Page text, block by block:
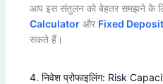
आप इस संतुलन को बेहतर समझने के
Calculatorऔर Fixed
सकते हैं।
4. निवेश प्रोफाइलिंग: Risk